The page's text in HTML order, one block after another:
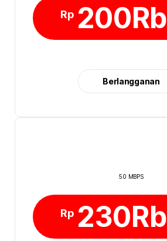
Rp 200Rb
Berlangganan
50 MBPS
Rp 230Rb